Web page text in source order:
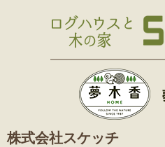
株式会社スケッチ